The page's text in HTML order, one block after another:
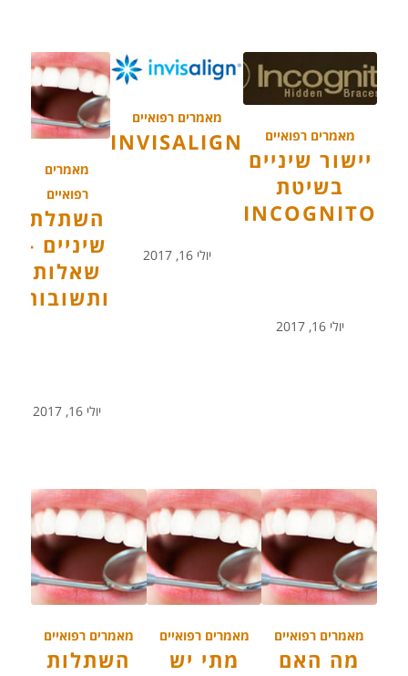
מאמרים רפואיים
יישור שיניים
בשיטת
INCOGNITO
יולי 16, 2017
מאמרים רפואיים
INVISALIGN
יולי 16, 2017
מאמרים
רפואיים
השתלת
שיניים -
שאלות
ותשובות
יולי 16, 2017
מאמרים רפואיים
מה האם
מאמרים רפואיים
מתי יש
מאמרים רפואיים
השתלות